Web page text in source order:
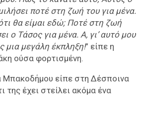
ποτέ στη ζωή του για μένα.
θα είμαι εδώ; Ποτέ στη ζωή
ο Τάσος για μένα. Α, γι’ αυτό μου
μια μεγάλη έκπληξη!” είπε η
ούσα φορτισμένη.
Μπακοδήμου είπε στη Δέσποινα
της έχει στείλει ακόμα ένα